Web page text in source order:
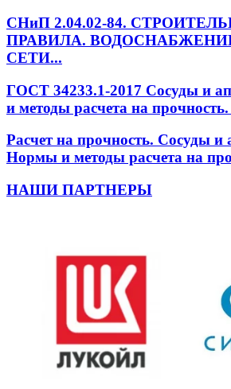
СНиП 2.04.02-84.
ПРАВИЛА.
СЕТИ...
ГОСТ 34233.1-2017 Сосуды и
и методы расчета на
Расчет на прочность. Сосуды и
Нормы и методы расчета на
НАШИ ПАРТНЕРЫ